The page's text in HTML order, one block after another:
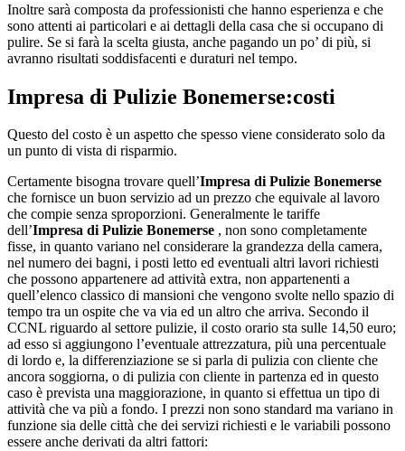
Inoltre sarà composta da professionisti che hanno esperienza e che
sono attenti ai particolari e ai dettagli della casa che si occupano di
pulire. Se si farà la scelta giusta, anche pagando un po’ di più, si
avranno risultati soddisfacenti e duraturi nel tempo.
Impresa di Pulizie Bonemerse:costi
Questo del costo è un aspetto che spesso viene considerato solo da
un punto di vista di risparmio.
Certamente bisogna trovare quell’Impresa di Pulizie Bonemerse
che fornisce un buon servizio ad un prezzo che equivale al lavoro
che compie senza sproporzioni. Generalmente le tariffe
dell’Impresa di Pulizie Bonemerse , non sono completamente
fisse, in quanto variano nel considerare la grandezza della camera,
nel numero dei bagni, i posti letto ed eventuali altri lavori richiesti
che possono appartenere ad attività extra, non appartenenti a
quell’elenco classico di mansioni che vengono svolte nello spazio di
tempo tra un ospite che va via ed un altro che arriva. Secondo il
CCNL riguardo al settore pulizie, il costo orario sta sulle 14,50 euro;
ad esso si aggiungono l’eventuale attrezzatura, più una percentuale
di lordo e, la differenziazione se si parla di pulizia con cliente che
ancora soggiorna, o di pulizia con cliente in partenza ed in questo
caso è prevista una maggiorazione, in quanto si effettua un tipo di
attività che va più a fondo. I prezzi non sono standard ma variano in
funzione sia delle città che dei servizi richiesti e le variabili possono
essere anche derivati da altri fattori: